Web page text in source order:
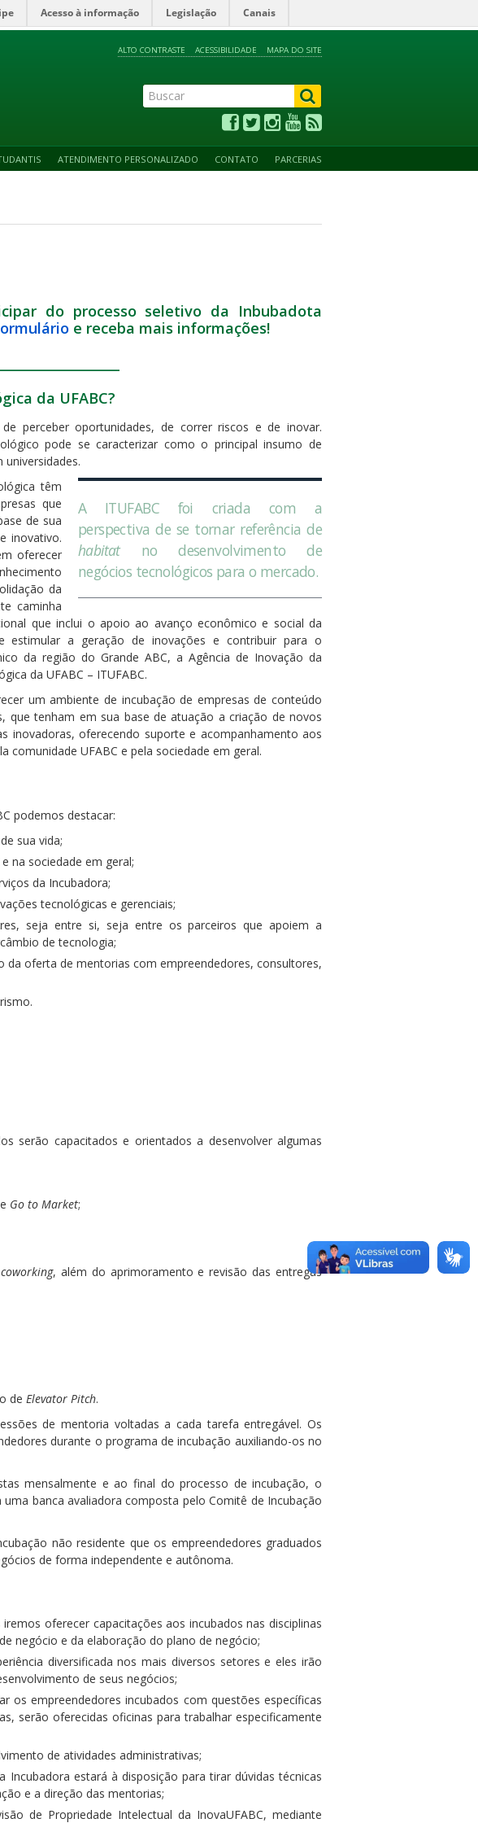
Acesso à informação Legislação Canais
ALTO CONTRASTE ACESSIBILIDADE MAPA DO SITE
ATENDIMENTO PERSONALIZADO CONTATO PARCERIAS
do processo seletivo da Inbubadota
e receba mais informações!
da UFABC?
perceber oportunidades, de correr riscos e de inovar.
pode se caracterizar como o principal insumo de
A ITUFABC foi criada com a
perspectiva de se tornar referência de
habitatno desenvolvimento de
negócios tecnológicos para o mercado.
têm
que
de sua
inovativo.
oferecer
da
caminha
que inclui o apoio ao avanço econômico e social da
a geração de inovações e contribuir para o
da região do Grande ABC, a Agência de Inovação da
da UFABC – ITUFABC.
um ambiente de incubação de empresas de conteúdo
que tenham em sua base de atuação a criação de novos
inovadoras, oferecendo suporte e acompanhamento aos
comunidade UFABC e pela sociedade em geral.
podemos destacar:
sua vida;
na sociedade em geral;
da Incubadora;
tecnológicas e gerenciais;
seja entre si, seja entre os parceiros que apoiem a
de tecnologia;
oferta de mentorias com empreendedores, consultores,
serão capacitados e orientados a desenvolver algumas
Go to Market;
coworking, além do aprimoramento e revisão das entregas
de Elevator Pitch.
de mentoria voltadas a cada tarefa entregável. Os
durante o programa de incubação auxiliando-os no
mensalmente e ao final do processo de incubação, o
banca avaliadora composta pelo Comitê de Incubação
não residente que os empreendedores graduados
de forma independente e autônoma.
oferecer capacitações aos incubados nas disciplinas
negócio e da elaboração do plano de negócio;
diversificada nos mais diversos setores e eles irão
de seus negócios;
os empreendedores incubados com questões específicas
serão oferecidas oficinas para trabalhar especificamente
de atividades administrativas;
Incubadora estará à disposição para tirar dúvidas técnicas
e a direção das mentorias;
de Propriedade Intelectual da InovaUFABC, mediante